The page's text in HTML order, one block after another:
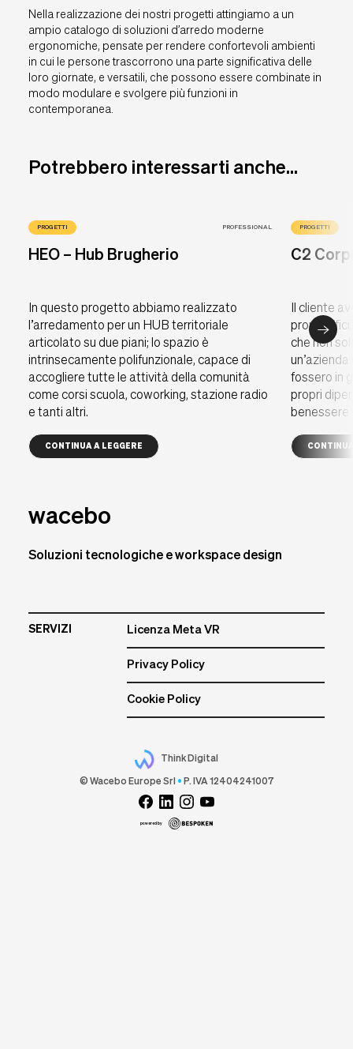
Nella realizzazione dei nostri progetti attingiamo a un
ampio catalogo di soluzioni d’arredo moderne
ergonomiche, pensate per rendere confortevoli ambienti
in cui le persone trascorrono una parte significativa delle
loro giornate, e versatili, che possono essere combinate in
modo modulare e svolgere più funzioni in
contemporanea.
Potrebbero interessarti anche...
PROGETTI PROFESSIONAL
HEO – Hub Brugherio
In questo progetto abbiamo realizzato
l’arredamento per un HUB territoriale
articolato su due piani; lo spazio è
intrinsecamente polifunzionale, capace di
accogliere tutte le attività della comunità
come corsi scuola, coworking, stazione radio
e tanti altri.
CONTINUA A LEGGERE
PROGETTI
C2
Il cliente
propri
che non
fossero in
propri
benessere
wacebo
Soluzioni tecnologiche e workspace design
SERVIZI Licenza Meta VR
Privacy Policy
Cookie Policy
Think Digital
© Wacebo Europe Srl • P. IVA 12404241007
powered by